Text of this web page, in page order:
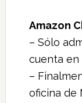
Amazon
– Sólo
cuenta en
–
oficina de